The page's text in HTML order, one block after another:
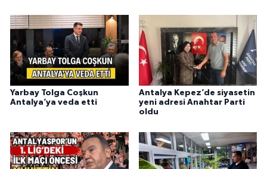
Yarbay Tolga Coşkun
Antalya’ya veda etti
Antalya Kepez’de siyasetin
yeni adresi Anahtar Parti
oldu